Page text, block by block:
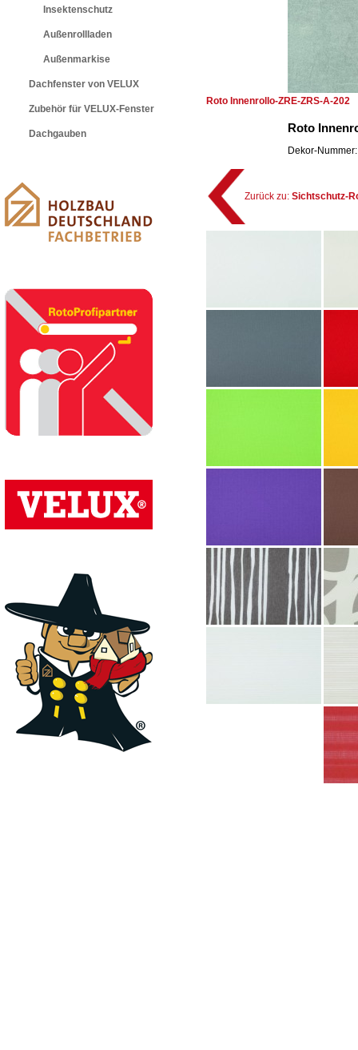
Insektenschutz
Außenrollladen
Außenmarkise
Dachfenster von VELUX
Zubehör für VELUX-Fenster
Dachgauben
Roto Innenrollo-ZRE-ZRS-A-202
Roto
Dekor-
Zurück zu: Sichtschutz-